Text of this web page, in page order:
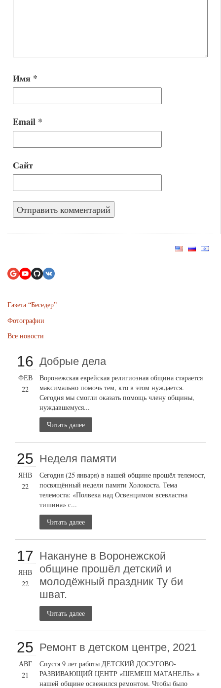
Имя *
Email *
Сайт
Газета “Беседер”
Фотографии
Все новости
16
ФЕВ
22
Добрые дела
Воронежская еврейская религиозная община старается
максимально помочь тем, кто в этом нуждается.
Сегодня мы смогли оказать помощь члену общины,
нуждавшемуся...
Читать далее
25
ЯНВ
22
Неделя памяти
Сегодня (25 января) в нашей общине прошёл телемост,
посвящённый недели памяти Холокоста. Тема
телемоста: «Полвека над Освенцимом всевластна
тишина» с...
Читать далее
17
ЯНВ
22
Накануне в Воронежской
общине прошёл детский и
молодёжный праздник Ту би
шват.
Читать далее
25
АВГ
21
Ремонт в детском центре, 2021
Спустя 9 лет работы ДЕТСКИЙ ДОСУГОВО-
РАЗВИВАЮЩИЙ ЦЕНТР «ШЕМЕШ МАТАНЕЛЬ» в
нашей общине освежился ремонтом. Чтобы было